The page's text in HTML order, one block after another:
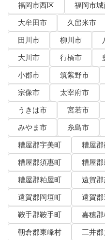
福岡市西区
福岡市城
大牟田市
久留米市
田川市
柳川市
大川市
行橋市
小郡市
筑紫野市
宗像市
太宰府市
うきは市
宮若市
みやま市
糸島市
糟屋郡宇美町
糟屋
糟屋郡須惠町
糟屋
糟屋郡粕屋町
遠賀
遠賀郡岡垣町
遠賀
鞍手郡鞍手町
嘉穂
朝倉郡東峰村
三井